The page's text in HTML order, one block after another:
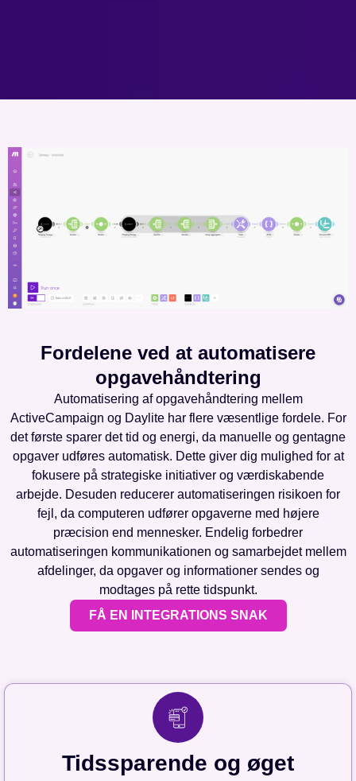
Fordelene ved at automatisere
opgavehåndtering
Automatisering af opgavehåndtering mellem
ActiveCampaign og Daylite har flere væsentlige fordele. For
det første sparer det tid og energi, da manuelle og gentagne
opgaver udføres automatisk. Dette giver dig mulighed for at
fokusere på strategiske initiativer og værdiskabende
arbejde. Desuden reducerer automatiseringen risikoen for
fejl, da computeren udfører opgaverne med højere
præcision end mennesker. Endelig forbedrer
automatiseringen kommunikationen og samarbejdet mellem
afdelinger, da opgaver og informationer sendes og
modtages på rette tidspunkt.
FÅ EN INTEGRATIONS SNAK
Tidssparende og øget